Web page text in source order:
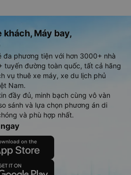
khách, Máy bay,
phương tiện với hơn 3000+ nhà
tuyến đường toàn quốc, tất cả hãng
vụ thuê xe máy, xe du lịch phủ
Nam.
đầy đủ, minh bạch cùng vô vàn
sánh và lựa chọn phương án di
và phù hợp nhất.